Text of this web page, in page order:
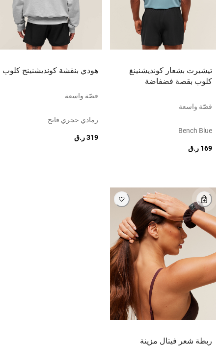
تيشيرت بشعار كونديشنينغ
كلوب بقصة فضفاضة
قصّة واسعة
Bench Blue
169 ر.ق
هودي بنقشة كونديشنينج كلوب
قصّة واسعة
رمادي حجري فاتح
319 ر.ق
ربطة شعر فيتال مزينة